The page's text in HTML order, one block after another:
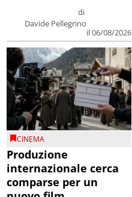
di
Davide Pellegrino
il 06/08/2026
CINEMA
Produzione
internazionale cerca
comparse per un